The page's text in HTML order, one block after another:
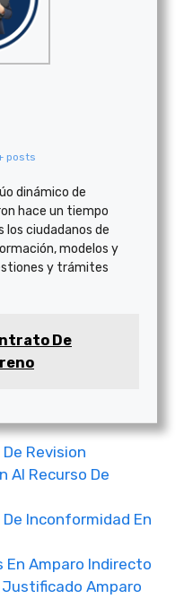
posts
dinámico de
hace un tiempo
los ciudadanos de
modelos y
y trámites
De
Revision
Al Recurso De
Inconformidad En
En Amparo Indirecto
Amparo